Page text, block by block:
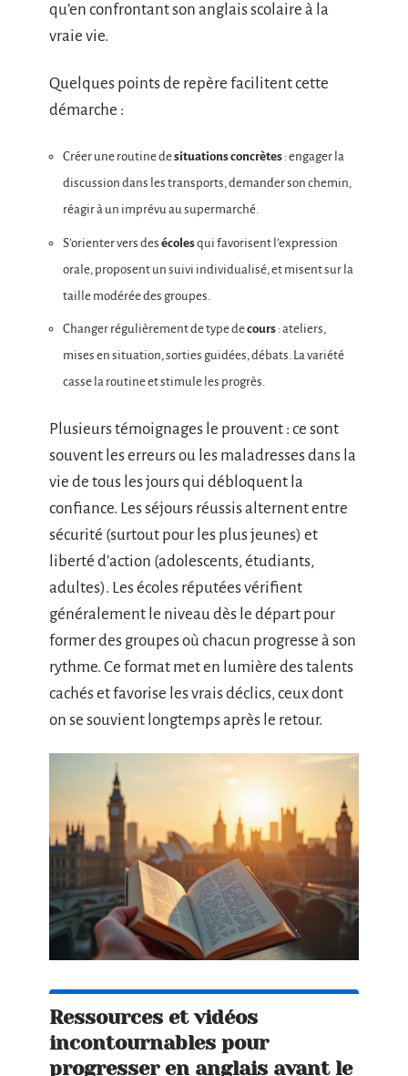
qu’en confrontant son anglais scolaire à la
vraie vie.
Quelques points de repère facilitent cette
démarche :
Créer une routine desituations concrètes : engager la
discussion dans les transports, demander son chemin,
réagir à un imprévu au supermarché.
S’orienter vers des écolesqui favorisent l’expression
orale, proposent un suivi individualisé, et misent sur la
taille modérée des groupes.
Changer régulièrement de type decours : ateliers,
mises en situation, sorties guidées, débats. La variété
casse la routine et stimule les progrès.
Plusieurs témoignages le prouvent : ce sont
souvent les erreurs ou les maladresses dans la
vie de tous les jours qui débloquent la
confiance. Les séjours réussis alternent entre
sécurité (surtout pour les plus jeunes) et
liberté d’action (adolescents, étudiants,
adultes). Les écoles réputées vérifient
généralement le niveau dès le départ pour
former des groupes où chacun progresse à son
rythme. Ce format met en lumière des talents
cachés et favorise les vrais déclics, ceux dont
on se souvient longtemps après le retour.
Ressources et vidéos
incontournables pour
progresser en anglais avant le